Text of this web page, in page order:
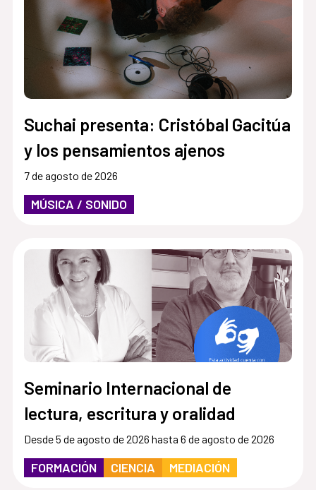
Suchai presenta: Cristóbal Gacitúa
y los pensamientos ajenos
7 de agosto de 2026
MÚSICA / SONIDO
Seminario Internacional de
lectura, escritura y oralidad
Desde 5 de agosto de 2026 hasta 6 de agosto de 2026
FORMACIÓN CIENCIA MEDIACIÓN